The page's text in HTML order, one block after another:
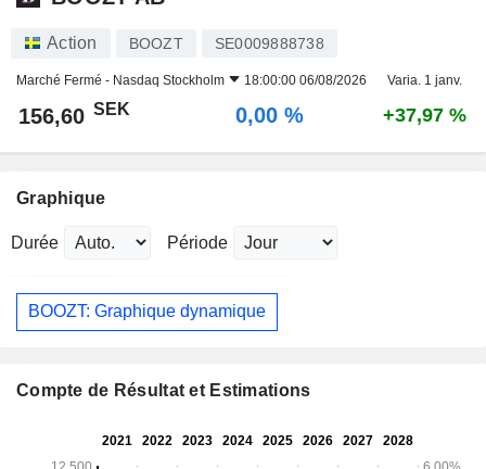
Action BOOZT SE0009888738
Marché Fermé - Nasdaq Stockholm 18:00:00 06/08/2026 Varia. 1 janv.
156,60 SEK 0,00 % +37,97 %
Graphique
Durée Période
BOOZT: Graphique dynamique
Compte de Résultat et Estimations